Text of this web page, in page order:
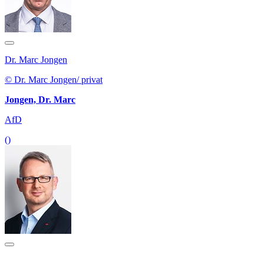
Dr. Marc Jongen
© Dr. Marc Jongen/ privat
Jongen, Dr. Marc
AfD
()